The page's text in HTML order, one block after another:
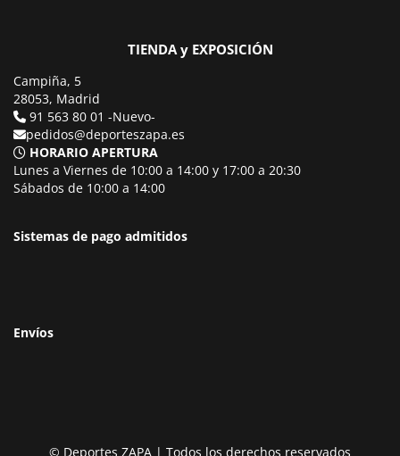
TIENDA y EXPOSICIÓN
Campiña, 5
28053, Madrid
91 563 80 01 -Nuevo-
pedidos@deporteszapa.es
HORARIO APERTURA
Lunes a Viernes de 10:00 a 14:00 y 17:00 a 20:30
Sábados de 10:00 a 14:00
Sistemas de pago admitidos
Envíos
© Deportes ZAPA | Todos los derechos reservados